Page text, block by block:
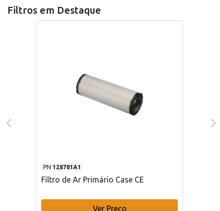
Filtros em Destaque
PN 128781A1
Filtro de Ar Primário Case CE
Ver Preço